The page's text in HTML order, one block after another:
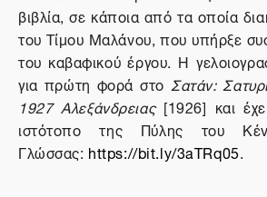
βιβλία, σε κάποια από τα οποία
του Τίμου Μαλάνου, που υπήρξε
του καβαφικού έργου. Η
για πρώτη φορά στο Σατάν:
1927 Αλεξάνδρειας [1926] και
ιστότοπο της Πύλης του
Γλώσσας: https://bit.ly/3aTRq05.